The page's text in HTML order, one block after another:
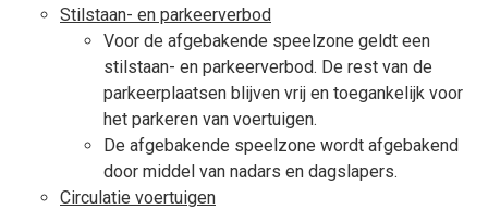
Stilstaan- en parkeerverbod
Voor de afgebakende speelzone geldt een
stilstaan- en parkeerverbod. De rest van de
parkeerplaatsen blijven vrij en toegankelijk voor
het parkeren van voertuigen.
De afgebakende speelzone wordt afgebakend
door middel van nadars en dagslapers.
Circulatie voertuigen